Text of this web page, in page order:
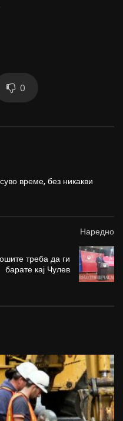
0
време, без никакви
Наредно
треба да ги
барате кај Чулев